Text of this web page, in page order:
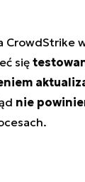
CrowdStrike
się
nie